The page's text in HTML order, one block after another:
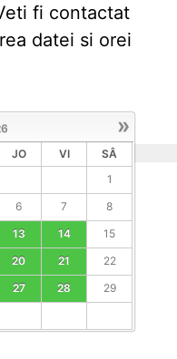
fi contactat
datei si orei
»
JO VI
SÂ
1
6 7
8
13 14
15
20 21
22
27 28
29